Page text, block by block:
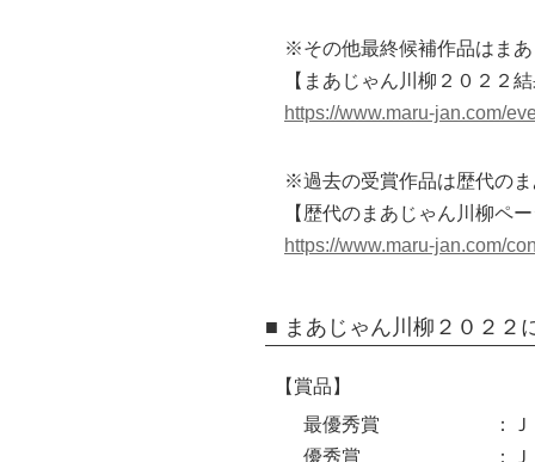
※その他最終候補作品はま
【まあじゃん川柳２０２２
https://www.maru-jan.com/
※過去の受賞作品は歴代の
【歴代のまあじゃん川柳ペ
https://www.maru-jan.com/
■ まあじゃん川柳２０２２
【賞品】
最優秀賞
：
優秀賞
：